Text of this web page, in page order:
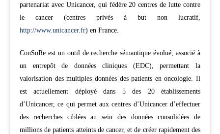
partenariat avec Unicancer, qui fédère 20 centres de lutte contre
le cancer (centres privés à but non lucratif,
http://www.unicancer.fr) en France.
ConSoRe est un outil de recherche sémantique évolué, associé à
un entrepôt de données cliniques (EDC), permettant la
valorisation des multiples données des patients en oncologie. Il
est actuellement déployé dans 5 des 20 établissements
d’Unicancer, ce qui permet aux centres d’Unicancer d’effectuer
des recherches ciblées au sein des données consolidées de
millions de patients atteints de cancer, et de créer rapidement des